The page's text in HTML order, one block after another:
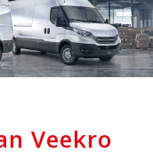
Veekro